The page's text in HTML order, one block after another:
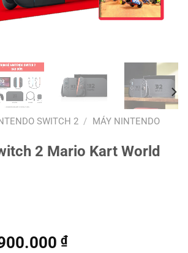
SWITCH 2 / MÁY NINTENDO
2 Mario Kart World
₫